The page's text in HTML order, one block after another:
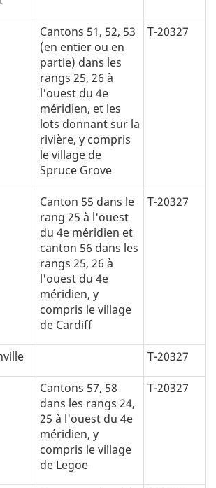
Cantons 51, 52, 53
(en entier ou en
partie) dans les
rangs 25, 26 à
l'ouest du 4e
méridien, et les
lots donnant sur la
rivière, y compris
le village de
Spruce Grove
T-20327
Canton 55 dans le
rang 25 à l'ouest
du 4e méridien et
canton 56 dans les
rangs 25, 26 à
l'ouest du 4e
méridien, y
compris le village
de Cardiff
T-20327
T-20327
Cantons 57, 58
dans les rangs 24,
25 à l'ouest du 4e
méridien, y
compris le village
de Legoe
T-20327